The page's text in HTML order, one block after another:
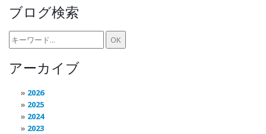
ブログ検索
アーカイブ
2026
2025
2024
2023